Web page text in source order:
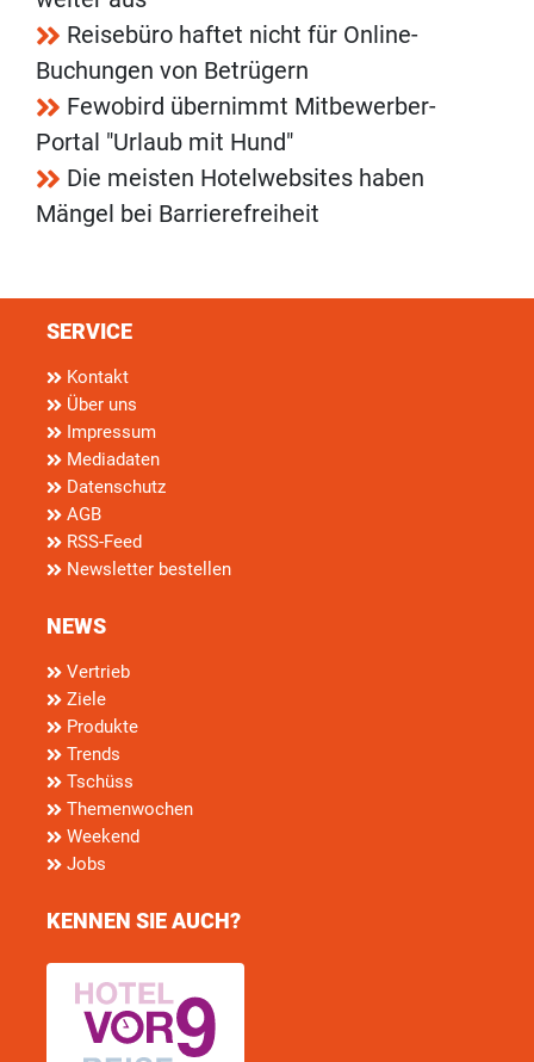
Reisebüro haftet nicht für Online-
Buchungen von Betrügern
Fewobird übernimmt Mitbewerber-
Portal "Urlaub mit Hund"
Die meisten Hotelwebsites haben
Mängel bei Barrierefreiheit
SERVICE
Kontakt
Über uns
Impressum
Mediadaten
Datenschutz
AGB
RSS-Feed
Newsletter bestellen
NEWS
Vertrieb
Ziele
Produkte
Trends
Tschüss
Themenwochen
Weekend
Jobs
KENNEN SIE AUCH?